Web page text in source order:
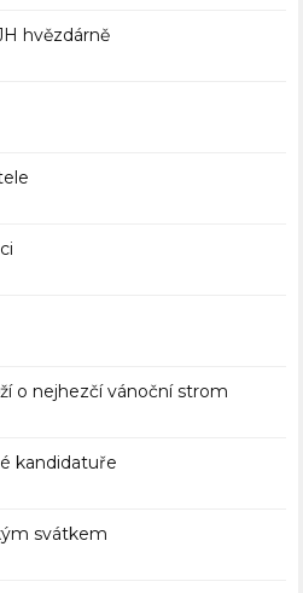
hvězdárně
o nejhezčí vánoční strom
kandidatuře
svátkem